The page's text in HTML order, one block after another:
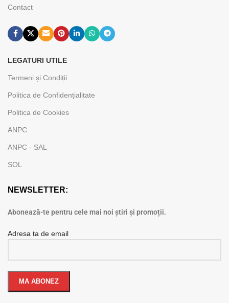
Contact
LEGATURI UTILE
Termeni și Condiții
Politica de Confidențialitate
Politica de Cookies
ANPC
ANPC - SAL
SOL
NEWSLETTER:
Abonează-te pentru cele mai noi știri și promoții.
Adresa ta de email